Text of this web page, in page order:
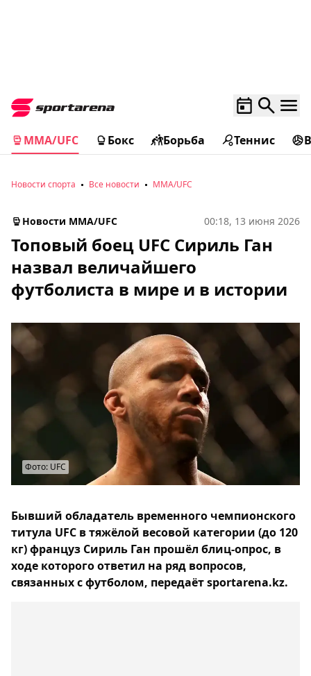
MMA/UFC Бокс Борьба Теннис
Новости спорта Все новости MMA/UFC
Новости MMA/UFC 00:18, 13 июня 2026
Топовый боец UFC Сириль Ган
назвал величайшего
футболиста в мире и в истории
Фото: UFC
Бывший обладатель временного чемпионского
титула UFC в тяжёлой весовой категории (до 120
кг) француз Сириль Ган прошёл блиц-опрос, в
ходе которого ответил на ряд вопросов,
связанных с футболом, передаёт sportarena.kz.